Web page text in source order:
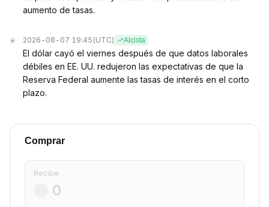
aumento de tasas.
2026-08-07 19:45 (UTC) Alcista
El dólar cayó el viernes después de que datos laborales
débiles en EE. UU. redujeron las expectativas de que la
Reserva Federal aumente las tasas de interés en el corto
plazo.
Comprar
Recibe